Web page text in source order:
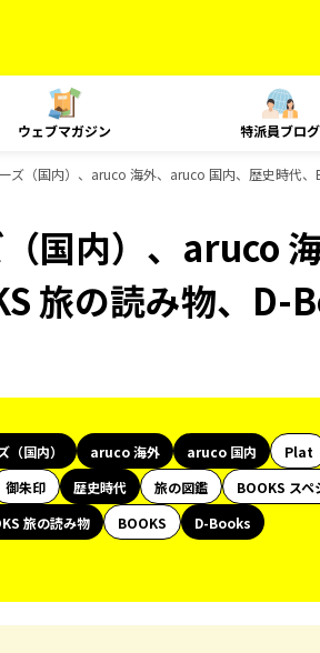
ウェブマガジン 特派員ブログ
ズ（国内）、aruco 海外、aruco 国内、歴史時代
国内）、aruco
旅の読み物、D-
国内） aruco 海外 aruco 国内
Plat
御朱印 歴史時代 旅の図鑑
BOOKS スペ
旅の読み物 BOOKS
D-Books